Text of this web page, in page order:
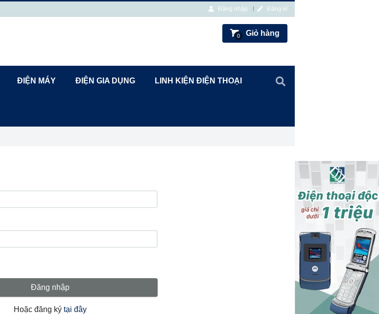
Đăng nhập
Hoặc đăng ký tại đây
Đăng nhập Đăng kí
0 Giỏ hàng
ĐIỆN MÁY ĐIỆN GIA DỤNG LINH KIỆN ĐIỆN THOẠI